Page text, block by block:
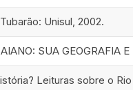
Unisul, 2002.
SUA GEOGRAFIA
Leituras sobre o